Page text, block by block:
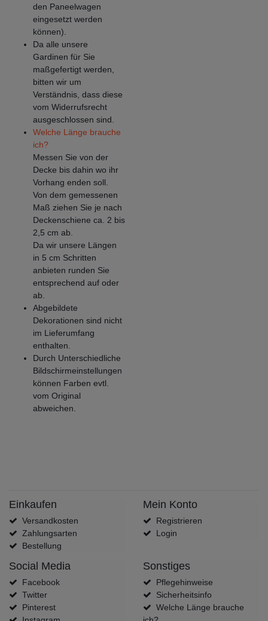
den Paneelwagen
eingesetzt werden
können).
Da alle unsere
Gardinen für Sie
maßgefertigt werden,
bitten wir um
Verständnis, dass diese
vom Widerrufsrecht
ausgeschlossen sind.
Welche Länge brauche
ich?
Messen Sie von der
Decke bis dahin wo ihr
Vorhang enden soll.
Von dem gemessenen
Maß ziehen Sie je nach
Deckenschiene ca. 2 bis
2,5 cm ab.
Da wir unsere Längen
in 5 cm Schritten
anbieten runden Sie
entsprechend auf oder
ab.
Abgebildete
Dekorationen sind nicht
im Lieferumfang
enthalten.
Durch Unterschiedliche
Bildschirmeinstellungen
können Farben evtl.
vom Original
abweichen.
Einkaufen
Versandkosten
Zahlungsarten
Bestellung
Mein Konto
Registrieren
Login
Social Media
Facebook
Twitter
Pinterest
Sonstiges
Pflegehinweise
Sicherheitsinfo
Welche Länge brauche